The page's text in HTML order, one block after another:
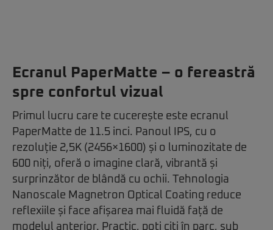
Ecranul PaperMatte – o fereastră
spre confortul vizual
Primul lucru care te cucerește este ecranul
PaperMatte de 11.5 inci. Panoul IPS, cu o
rezoluție 2,5K (2456×1600) și o luminozitate de
600 niți, oferă o imagine clară, vibrantă și
surprinzător de blândă cu ochii. Tehnologia
Nanoscale Magnetron Optical Coating reduce
reflexiile și face afișarea mai fluidă față de
modelul anterior. Practic, poți citi în parc, sub